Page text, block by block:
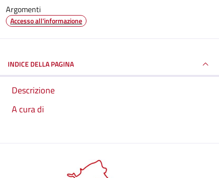
Argomenti
Accesso all'informazione
INDICE DELLA PAGINA
Descrizione
A cura di